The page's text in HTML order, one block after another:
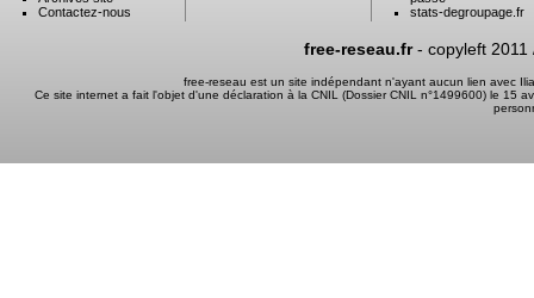
Contactez-nous
stats-degroupage.fr
free-reseau.fr- copyleft 2011
free-reseau est un site indépendant n'ayant aucun lien avec
Ce site internet a fait l'objet d'une déclaration à la CNIL (Dossier CNIL n°1499600) le 15